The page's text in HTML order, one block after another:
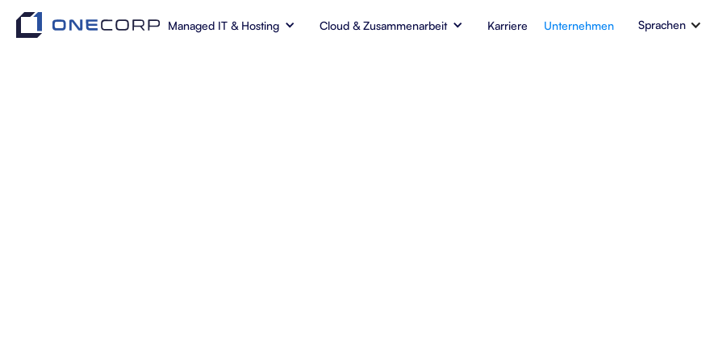
Managed IT & Hosting Cloud & Zusammenarbeit Karriere Unternehmen Sprachen